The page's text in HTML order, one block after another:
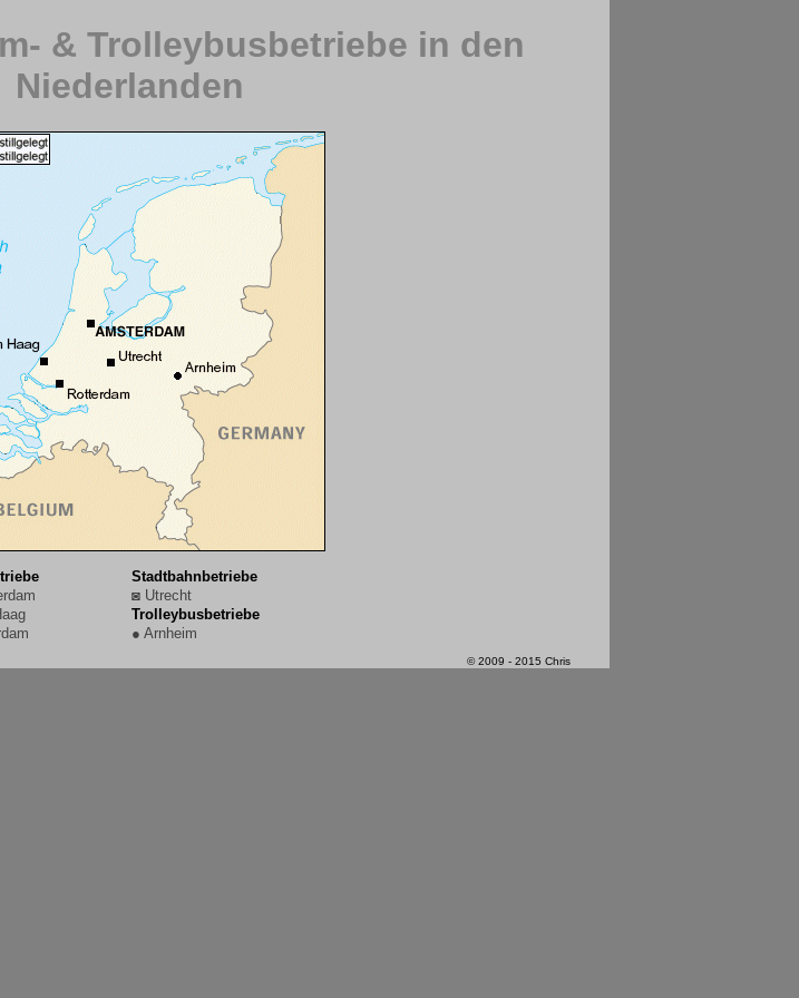
& Trolleybusbetriebe in den
Niederlanden
Stadtbahnbetriebe
◙ Utrecht
Trolleybusbetriebe
● Arnheim
© 2009 - 2015 Chris